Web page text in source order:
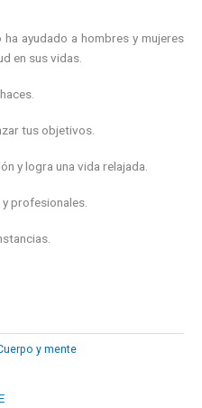
ayudado a hombres y mujeres
en sus vidas.
tus objetivos.
y logra una vida relajada.
profesionales.
y mente